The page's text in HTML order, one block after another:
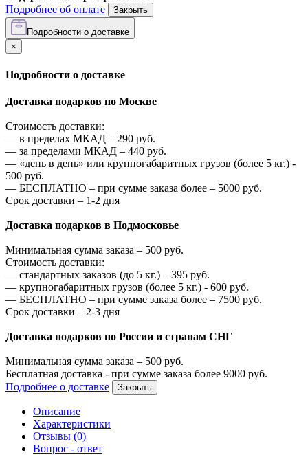
Подробнее об оплате
Закрыть
Подробности о доставке
×
Подробности о доставке
Доставка подарков по Москве
Стоимость доставки:
— в пределах МКАД – 290 руб.
— за пределами МКАД – 440 руб.
— «день в день» или крупногабаритных грузов (более 5 кг.) -
500 руб.
— БЕСПЛАТНО – при сумме заказа более – 5000 руб.
Срок доставки – 1-2 дня
Доставка подарков в Подмосковье
Минимальная сумма заказа – 500 руб.
Стоимость доставки:
— стандартных заказов (до 5 кг.) – 395 руб.
— крупногабаритных грузов (более 5 кг.) - 600 руб.
— БЕСПЛАТНО – при сумме заказа более – 7500 руб.
Срок доставки – 2-3 дня
Доставка подарков по России и странам СНГ
Минимальная сумма заказа – 500 руб.
Бесплатная доставка - при сумме заказа более 9000 руб.
Подробнее о доставке
Закрыть
Описание
Характеристики
Отзывы (0)
Вопрос - ответ